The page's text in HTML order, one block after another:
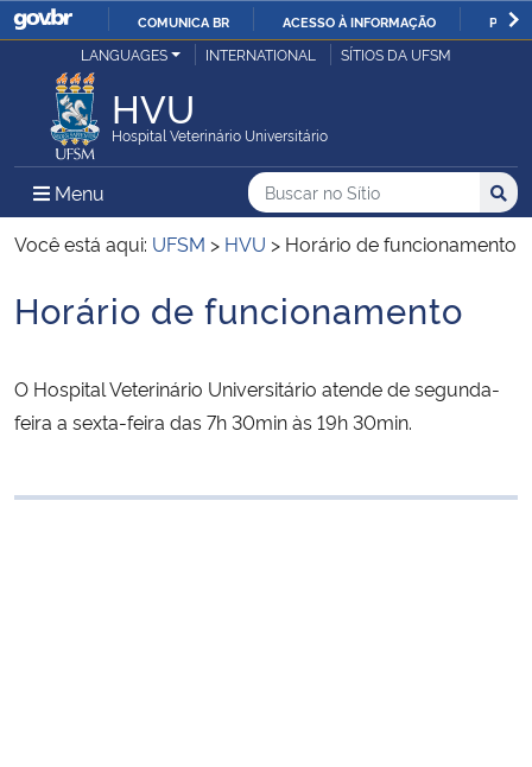
IR
COMUNICA BR ACESSO À INFORMAÇÃO
Ministério da Justiça e Segurança Pública
Ministério da Defesa
Ministério das Relações Exteriores
Ministério da Economia
Ministério da Agricultura, Pecuária e Abastecimento
LANGUAGES INTERNATIONAL SÍTIOS DA UFSM
HVU
Hospital Veterinário Universitário
Menu Menu Principal do Sítio
Busca
Buscar no no Sítio
Busca:
Você está aqui: UFSM > HVU > Horário de funcionamento
Início do conteúdo
Horário de funcionamento
O Hospital Veterinário Universitário atende de segunda-
feira a sexta-feira das 7h 30min às 19h 30min.